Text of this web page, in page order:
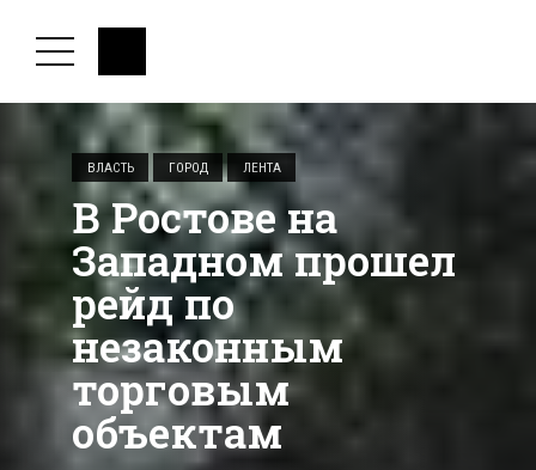
ВЛАСТЬ ГОРОД ЛЕНТА
В Ростове на
Западном прошел
рейд по
незаконным
торговым
объектам